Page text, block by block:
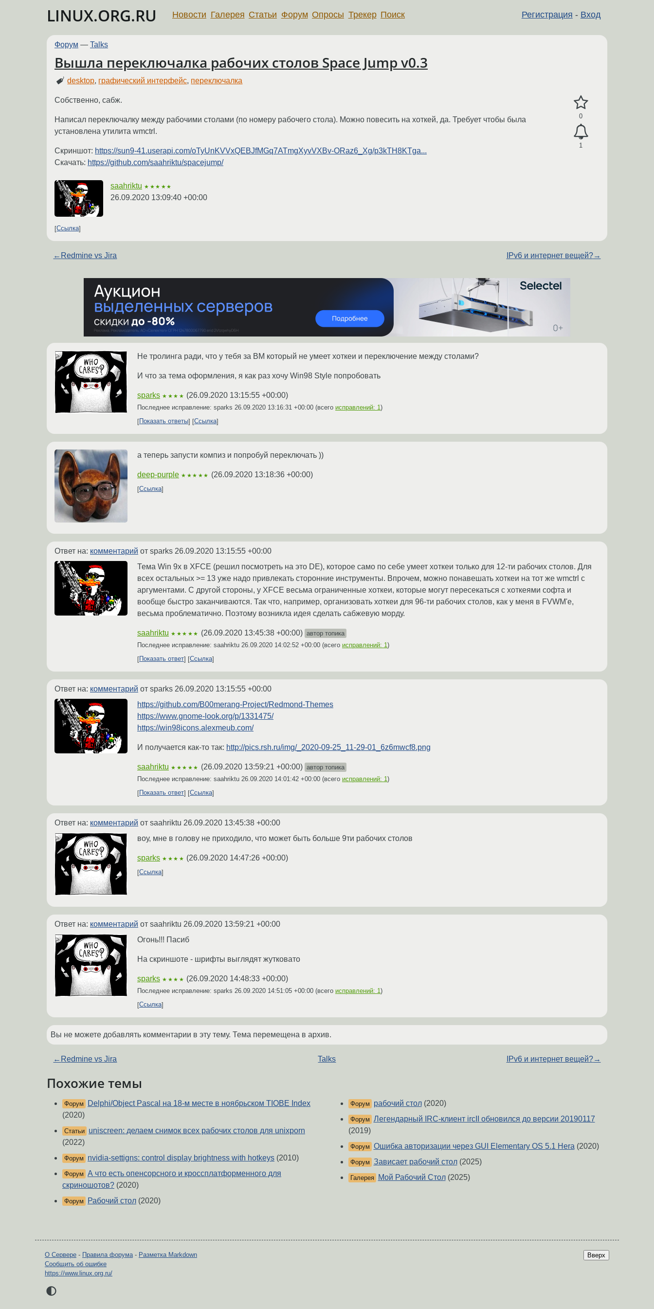
LINUX.ORG.RU Регистрация - Вход
Новости Галерея Статьи Форум Опросы Трекер Поиск
Форум — Talks
Вышла переключалка рабочих столов Space Jump v0.3
desktop, графический интерфейс, переключалка
0
1
Собственно, сабж.
Написал переключалку между рабочими столами (по номеру рабочего стола). Можно повесить на хоткей, да. Требует чтобы была
установлена утилита wmctrl.
Скриншот: https://sun9-41.userapi.com/oTyUnKVVxQEBJfMGq7ATmgXyvVXBv-ORaz6_Xg/p3kTH8KTga...
Скачать: https://github.com/saahriktu/spacejump/
saahriktu ★★★★★
26.09.2020 13:09:40 +00:00
Ссылка
← Redmine vs Jira IPv6 и интернет вещей?→
Не тролинга ради, что у тебя за ВМ который не умеет хоткеи и переключение между столами?
И что за тема оформления, я как раз хочу Win98 Style попробовать
sparks ★★★★ (26.09.2020 13:15:55 +00:00)
Последнее исправление: sparks 26.09.2020 13:16:31 +00:00 (всего исправлений: 1 )
Показать ответы
Ссылка
а теперь запусти компиз и попробуй переключать ))
deep-purple ★★★★★ (26.09.2020 13:18:36 +00:00)
Ссылка
Ответ на: комментарий от sparks 26.09.2020 13:15:55 +00:00
Тема Win 9x в XFCE (решил посмотреть на это DE), которое само по себе умеет хоткеи только для 12-ти рабочих столов. Для
всех остальных >= 13 уже надо привлекать сторонние инструменты. Впрочем, можно понавешать хоткеи на тот же wmctrl с
аргументами. С другой стороны, у XFCE весьма ограниченные хоткеи, которые могут пересекаться с хоткеями софта и
вообще быстро заканчиваются. Так что, например, организовать хоткеи для 96-ти рабочих столов, как у меня в FVWM'е,
весьма проблематично. Поэтому возникла идея сделать сабжевую морду.
saahriktu ★★★★★ (26.09.2020 13:45:38 +00:00) автор топика
Последнее исправление: saahriktu 26.09.2020 14:02:52 +00:00 (всего исправлений: 1 )
Показать ответ
Ссылка
Ответ на: комментарий от sparks 26.09.2020 13:15:55 +00:00
https://github.com/B00merang-Project/Redmond-Themes
https://www.gnome-look.org/p/1331475/
https://win98icons.alexmeub.com/
И получается как-то так: http://pics.rsh.ru/img/_2020-09-25_11-29-01_6z6mwcf8.png
saahriktu ★★★★★ (26.09.2020 13:59:21 +00:00) автор топика
Последнее исправление: saahriktu 26.09.2020 14:01:42 +00:00 (всего исправлений: 1 )
Показать ответ
Ссылка
Ответ на: комментарий от saahriktu 26.09.2020 13:45:38 +00:00
воу, мне в голову не приходило, что может быть больше 9ти рабочих столов
sparks ★★★★ (26.09.2020 14:47:26 +00:00)
Ссылка
Ответ на: комментарий от saahriktu 26.09.2020 13:59:21 +00:00
Огонь!!! Пасиб
На скриншоте - шрифты выглядят жутковато
sparks ★★★★ (26.09.2020 14:48:33 +00:00)
Последнее исправление: sparks 26.09.2020 14:51:05 +00:00 (всего исправлений: 1 )
Ссылка
Вы не можете добавлять комментарии в эту тему. Тема перемещена в архив.
← Redmine vs Jira Talks IPv6 и интернет вещей?→
Похожие темы
Форум
Delphi/Object Pascal на 18-м месте в ноябрьском TIOBE Index
(2020)
Статьи uniscreen: делаем снимок всех рабочих столов для unixporn
(2022)
Форум nvidia-settigns: control display brightness with hotkeys (2010)
Форум А что есть опенсорсного и кроссплатформенного для
скриношотов? (2020)
Форум Рабочий стол (2020)
Форум рабочий стол(2020)
Форум Легендарный IRC-клиент ircII обновился до версии 20190117
(2019)
Форум Ошибка авторизации через GUI Elementary OS 5.1 Hera(2020)
Форум Зависает рабочий стол(2025)
Галерея Мой Рабочий Стол(2025)
Вверх
О Сервере - Правила форума- Разметка Markdown
Сообщить об ошибке
https://www.linux.org.ru/